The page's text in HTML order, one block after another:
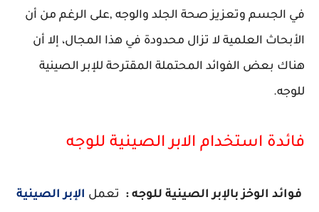
في الجسم وتعزيز صحة الجلد والوجه ,على الرغم من أن
الأبحاث العلمية لا تزال محدودة في هذا المجال، إلا أن
هناك بعض الفوائد المحتملة المقترحة للإبر الصينية
للوجه.
فائدة استخدام الابر الصينية للوجه
فوائد الوخز بالإبر الصينية للوجه : تعمل الإبر الصينية